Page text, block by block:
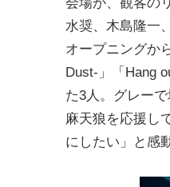
水奨、木島隆一
オープニングか
Dust-」「Hang
た3人。グレー
麻天狼を応援し
にしたい」と感